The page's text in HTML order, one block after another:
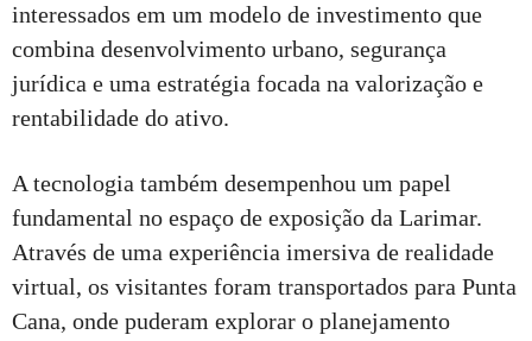
interessados ​​em um modelo de investimento que
combina desenvolvimento urbano, segurança
jurídica e uma estratégia focada na valorização e
rentabilidade do ativo.
A tecnologia também desempenhou um papel
fundamental no espaço de exposição da Larimar.
Através de uma experiência imersiva de realidade
virtual, os visitantes foram transportados para Punta
Cana, onde puderam explorar o planejamento